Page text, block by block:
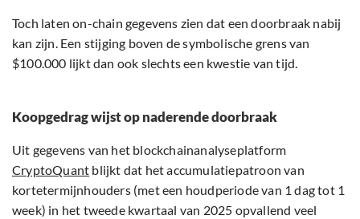
Toch laten on-chain gegevens zien dat een doorbraak nabij
kan zijn. Een stijging boven de symbolische grens van
$100.000 lijkt dan ook slechts een kwestie van tijd.
Koopgedrag wijst op naderende doorbraak
Uit gegevens van het blockchainanalyseplatform
CryptoQuant blijkt dat het accumulatiepatroon van
kortetermijnhouders (met een houdperiode van 1 dag tot 1
week) in het tweede kwartaal van 2025 opvallend veel